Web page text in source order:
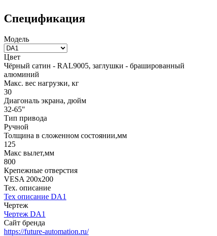
Спецификация
Модель
Цвет
Чёрный сатин - RAL9005, заглушки - брашированный
алюминий
Макс. вес нагрузки, кг
30
Диагональ экрана, дюйм
32-65"
Тип привода
Ручной
Толщина в сложенном состоянии,мм
125
Макс вылет,мм
800
Крепежные отверстия
VESA 200x200
Тех. описание
Тех описание DA1
Чертеж
Чертеж DA1
Сайт бренда
https://future-automation.ru/